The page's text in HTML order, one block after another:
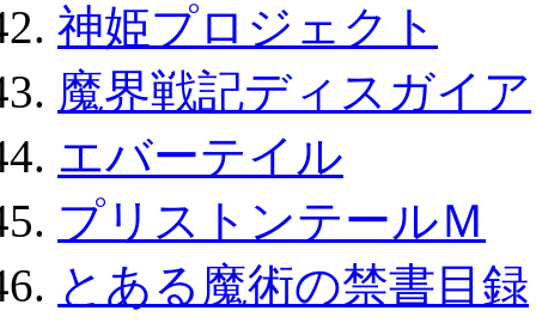
神姫プロジェクト
魔界戦記ディスガイア
エバーテイル
プリストンテールＭ
とある魔術の禁書目録